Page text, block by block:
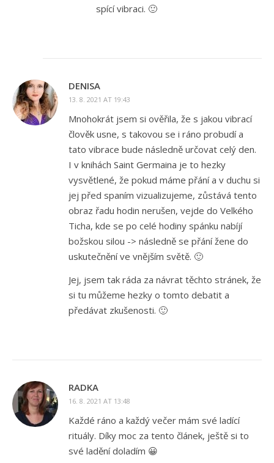
spící vibraci. 🙂
DENISA
13. 8. 2021 AT 19:43
Mnohokrát jsem si ověřila, že s jakou vibrací
člověk usne, s takovou se i ráno probudí a
tato vibrace bude následně určovat celý den.
I v knihách Saint Germaina je to hezky
vysvětlené, že pokud máme přání a v duchu si
jej před spaním vizualizujeme, zůstává tento
obraz řadu hodin nerušen, vejde do Velkého
Ticha, kde se po celé hodiny spánku nabíjí
božskou silou -> následně se přání žene do
uskutečnění ve vnějším světě. 🙂
Jej, jsem tak ráda za návrat těchto stránek, že
si tu můžeme hezky o tomto debatit a
předávat zkušenosti. 🙂
RADKA
16. 8. 2021 AT 13:48
Každé ráno a každý večer mám své ladící
rituály. Díky moc za tento článek, ještě si to
své ladění doladím 😀